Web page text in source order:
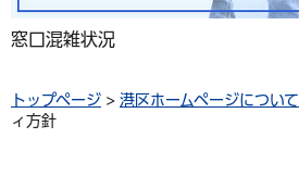
窓口混雑状況
トップページ > 港区ホームページについて
ィ方針